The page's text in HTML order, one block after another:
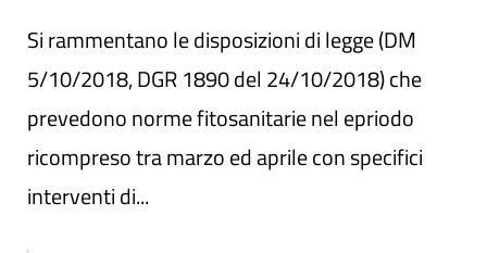
Si rammentano le disposizioni di legge (DM
5/10/2018, DGR 1890 del 24/10/2018) che
prevedono norme fitosanitarie nel epriodo
ricompreso tra marzo ed aprile con specifici
interventi di...